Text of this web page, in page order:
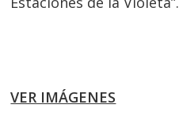
VER IMÁGENES